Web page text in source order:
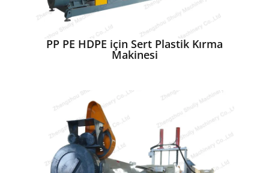
PP PE HDPE için Sert Plastik Kırma
Makinesi